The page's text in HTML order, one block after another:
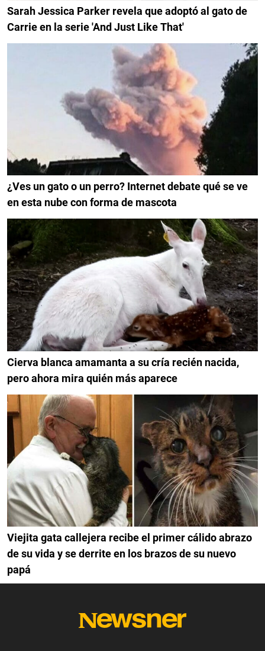
Sarah Jessica Parker revela que adoptó al gato de
Carrie en la serie 'And Just Like That'
¿Ves un gato o un perro? Internet debate qué se ve
en esta nube con forma de mascota
Cierva blanca amamanta a su cría recién nacida,
pero ahora mira quién más aparece
Viejita gata callejera recibe el primer cálido abrazo
de su vida y se derrite en los brazos de su nuevo
papá